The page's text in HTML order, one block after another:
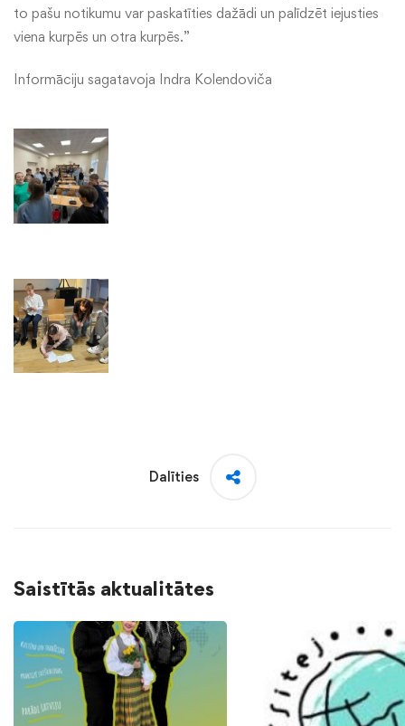
to pašu notikumu var paskatīties dažādi un palīdzēt iejusties
viena kurpēs un otra kurpēs.”
Informāciju sagatavoja Indra Kolendoviča
Dalīties
Saistītās aktualitātes